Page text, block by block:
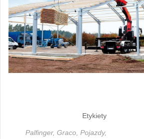
Etykiety
Palfinger, Graco, Pojazdy,